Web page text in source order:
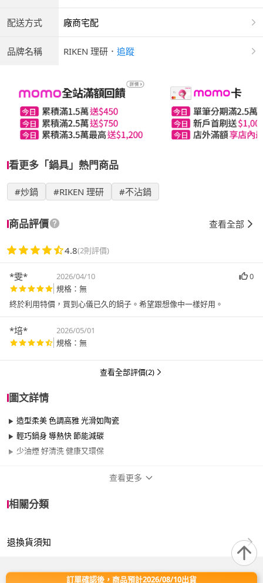
配送方式 廠商宅配
品牌名稱 RIKEN 理研 ． 追蹤
看更多「鍋具」熱門商品
#炒鍋 #RIKEN 理研 #不沾鍋
商品評價 查看全部
4.8(2則評價)
*雯* 2026/04/10
0
規格：無
*培*
2026/05/01
規格：無
查看全部評價(2)
圖文詳情
造型柔美 色調高雅 光滑如陶瓷
輕巧鍋身 導熱快 節能減碳
少油煙 好清洗 健康又環保
尺寸
材質 其他合金
查看更多
相關分類
退換貨須知
訂單確認後，商品預計2026/08/10出貨